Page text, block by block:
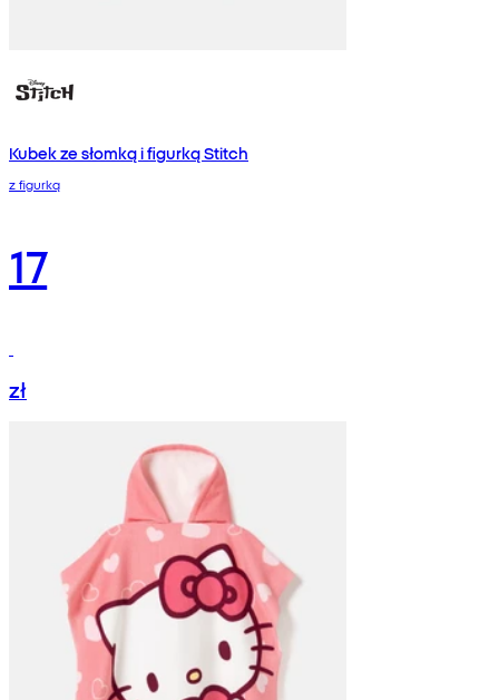
Kubek ze słomką i figurką Stitch
z figurką
17
zł